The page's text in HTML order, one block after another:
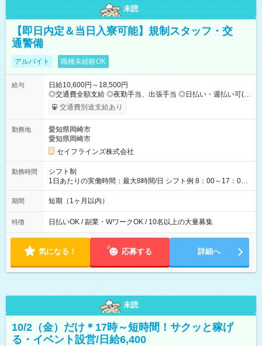
未読
【即日内定＆当日入寮可能】規制スタッフ・交
通警備
アルバイト 職種未経験OK
給与
日給10,600円～18,500円
◎交通費全額支給 ◎夜勤手当、出張手当 ◎日払い・週払い可(希
望者／条件有) ＜月収例＞ 日給10,600円×22日稼働＝23.5万円/
試用期間の長さ：3ヶ月 雇用形態、給与は本採用時と同じです。
交通費別途支給あり
勤務地
愛知県岡崎市
愛知県岡崎市
セイフラインズ株式会社
勤務時間
シフト制
1日あたりの実働時間：最大8時間/日 シフト例 8：00～17：00
21：00～6：00 ※現場によっては多少時間は前後します ▶残業
ほとんどなし！ ▶時間より早く終わることの方が多いと思いま
も日給は同額支給！
期間 短期（1ヶ月以内）
特徴 日払いOK / 副業・WワークOK / 10名以上の大量募集
気になる！ 応募する 詳細へ
未読
10/2（金）だけ＊17時～短時間！サクッと稼げ
る・イベント設営/日給6,400